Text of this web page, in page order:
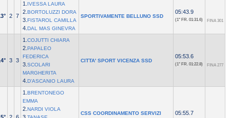
2 7
1. IVESSA LAURA
2. BORTOLUZZI DORA
3. FISTAROL CAMILLA
4. DAL MAS GINEVRA
SPORTIVAMENTE BELLUNO SSD
05:43.9
(1° FR. 01:31.6) FINA 301
3 3
1. COJUTTI CHIARA
2. PAPALEO
FEDERICA
3. SCOLARI
MARGHERITA
4. D'ASCANIO LAURA
CITTA' SPORT VICENZA SSD
05:53.6
(1° FR. 01:22.8) FINA 277
1. BRENTONEGO
EMMA
2. NARDI VIOLA
CSS COORDINAMENTO SERVIZI 05:55.7